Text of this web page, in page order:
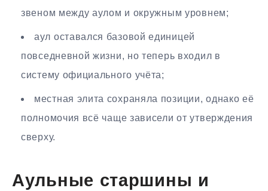
звеном между аулом и окружным уровнем;
аул оставался базовой единицей
повседневной жизни, но теперь входил в
систему официального учёта;
местная элита сохраняла позиции, однако её
полномочия всё чаще зависели от утверждения
сверху.
Аульные старшины и